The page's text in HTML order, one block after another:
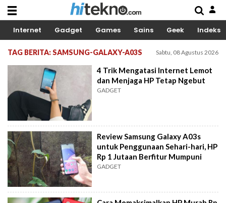
Internet Gadget Games Sains Geek Indeks
TAG BERITA: SAMSUNG-GALAXY-A03S Sabtu, 08 Agustus 2026
4 Trik Mengatasi Internet Lemot
dan Menjaga HP Tetap Ngebut
GADGET
Review Samsung Galaxy A03s
untuk Penggunaan Sehari-hari, HP
Rp 1 Jutaan Berfitur Mumpuni
GADGET